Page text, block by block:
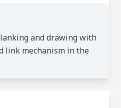
and drawing with
link mechanism in the